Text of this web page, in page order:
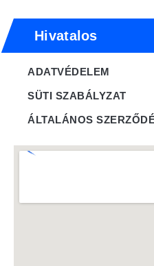
ADATVÉDELEM
SÜTI SZABÁLYZAT
ÁLTALÁNOS
Hivatalos